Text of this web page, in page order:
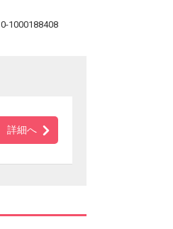
0-1000188408
詳細へ